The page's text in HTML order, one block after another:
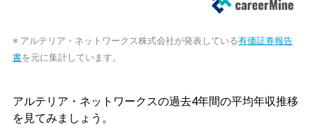
※ アルテリア・ネットワークス株式会社が発表している有価証券報告
書を元に集計しています。
アルテリア・ネットワークスの過去4年間の平均年収推移
を見てみましょう。